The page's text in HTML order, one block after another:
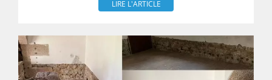
LIRE L'ARTICLE